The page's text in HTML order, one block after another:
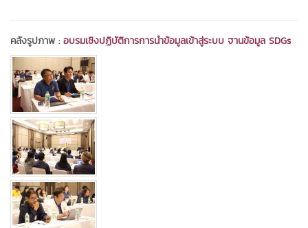
คลังรูปภาพ :อบรมเชิงปฏิบัติการการนำข้อมูลเข้าสู่ระบบ ฐานข้อมูล SDGs